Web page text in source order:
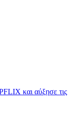
και αύξησε τις